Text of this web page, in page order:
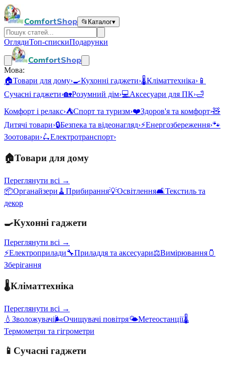
ComfortShop 📂 Каталог▾
ОглядиТоп-спискиПодарунки
ComfortShop
Мова:
🏠Товари для дому›🍳Кухонні гаджети›🌡️Кліматтехніка› 📱
Сучасні гаджети›🏡Розумний дім›💻Аксесуари для ПК›🛁
Комфорт і релакс›⛺Спорт та туризм›❤️Здоров'я та комфорт›🧸
Дитячі товари›🔒Безпека та відеонагляд›⚡Енергозбереження›🐾
Зоотовари›🛴Електротранспорт›
🏠Товари для дому
Переглянути всі →
📦Органайзери 🧹 Прибирання💡Освітлення🛋️Текстиль та
декор
🍳Кухонні гаджети
Переглянути всі →
⚡Електроприлади🔧Приладдя та аксесуари⚖️Вимірювання 🫙
Зберігання
🌡️Кліматтехніка
Переглянути всі →
💧 Зволожувачі🌬️Очищувачі повітря🌤️Метеостанції🌡️
Термометри та гігрометри
📱 Сучасні гаджети